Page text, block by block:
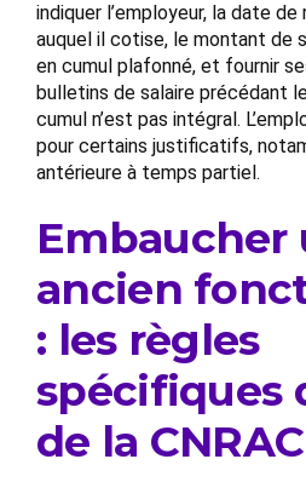
indiquer l’employeur, la date
auquel il cotise, le montant de
en cumul plafonné, et fournir
bulletins de salaire précédant
cumul n’est pas intégral.
pour certains justificatifs,
antérieure à temps partiel.
Embaucher
ancien
: les règles
spécifiques
de la